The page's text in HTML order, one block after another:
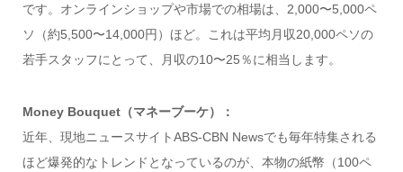
です。オンラインショップや市場での相場は、2,000〜5,000ペ
ソ（約5,500〜14,000円）ほど。これは平均月収20,000ペソの
若手スタッフにとって、月収の10〜25％に相当します。
Money Bouquet（マネーブーケ）：
近年、現地ニュースサイトABS-CBN Newsでも毎年特集される
ほど爆発的なトレンドとなっているのが、本物の紙幣（100ペ